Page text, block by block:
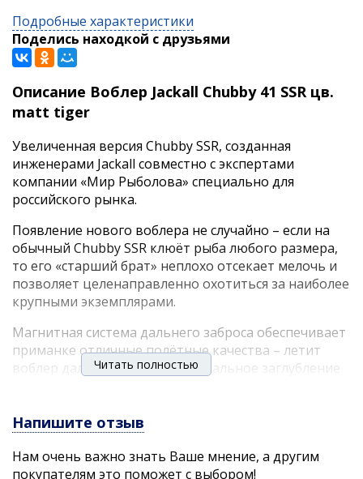
Подробные характеристики
Поделись находкой с друзьями
Описание Воблер Jackall Chubby 41 SSR цв.
matt tiger
Увеличенная версия Chubby SSR, созданная
инженерами Jackall совместно с экспертами
компании «Мир Рыболова» специально для
российского рынка.
Появление нового воблера не случайно – если на
обычный Chubby SSR клюёт рыба любого размера,
то его «старший брат» неплохо отсекает мелочь и
позволяет целенаправленно охотиться за наиболее
крупными экземплярами.
Магнитная система дальнего заброса обеспечивает
приманке отличные полётные качества – летит
воблер далеко и точно. Минимальное заглубление
время года. И, что не менее важно, работать
воблер будет даже на самой сильной струе.
При разработке мы учли и размер рыбы, которую
Читать полностью
Напишите отзыв
Нам очень важно знать Ваше мнение, а другим
покупателям это поможет с выбором!